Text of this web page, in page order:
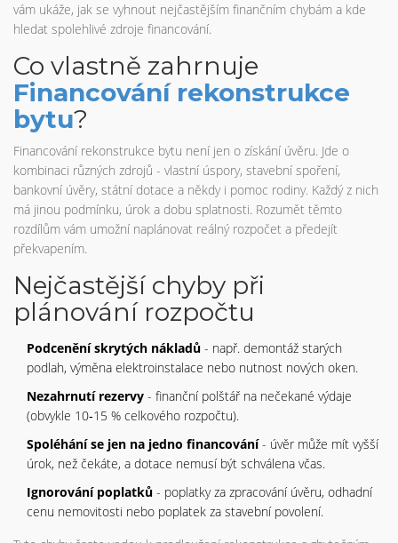
vám ukáže, jak se vyhnout nejčastějším finančním chybám a kde
hledat spolehlivé zdroje financování.
Co vlastně zahrnuje
Financování rekonstrukce
bytu?
Financování rekonstrukce bytu není jen o získání úvěru. Jde o
kombinaci různých zdrojů - vlastní úspory, stavební spoření,
bankovní úvěry, státní dotace a někdy i pomoc rodiny. Každý z nich
má jinou podmínku, úrok a dobu splatnosti. Rozumět těmto
rozdílům vám umožní naplánovat reálný rozpočet a předejít
překvapením.
Nejčastější chyby při
plánování rozpočtu
Podcenění skrytých nákladů - např. demontáž starých
podlah, výměna elektroinstalace nebo nutnost nových oken.
Nezahrnutí rezervy - finanční polštář na nečekané výdaje
(obvykle 10‑15 % celkového rozpočtu).
Spoléhání se jen na jedno financování- úvěr může mít vyšší
úrok, než čekáte, a dotace nemusí být schválena včas.
Ignorování poplatků - poplatky za zpracování úvěru, odhadní
cenu nemovitosti nebo poplatek za stavební povolení.